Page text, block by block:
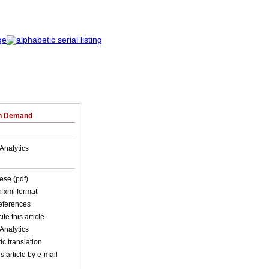
Demand
(pdf)
xml format
this article
translation
article by e-mail